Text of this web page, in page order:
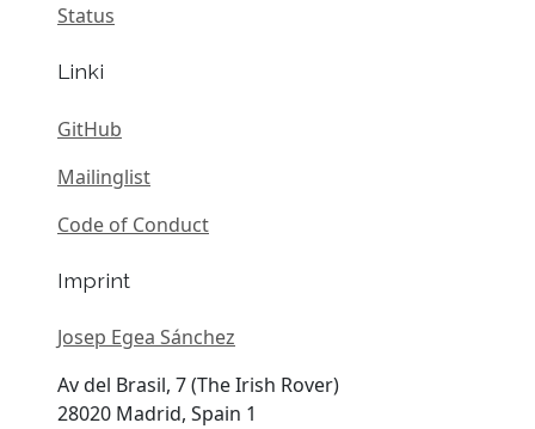
Status
Linki
GitHub
Mailinglist
Code of Conduct
Imprint
Josep Egea Sánchez
Av del Brasil, 7 (The Irish Rover)
28020 Madrid, Spain 1